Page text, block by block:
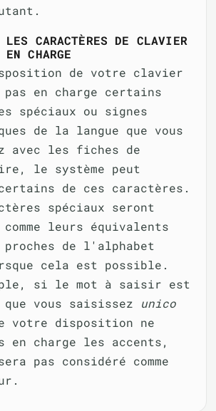
CARACTÈRES DE CLAVIER
CHARGE
de votre clavier
pas en charge certains
spéciaux ou signes
de la langue que vous
avec les fiches de
le système peut
de ces caractères.
spéciaux seront
comme leurs équivalents
de l'alphabet
cela est possible.
si le mot à saisir est
vous saisissez unico
votre disposition ne
en charge les accents,
pas considéré comme